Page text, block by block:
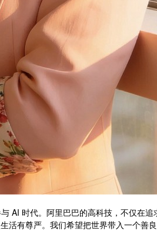
AI 时代。阿里巴巴的高科技，不仅在追
活有尊严。我们希望把世界带入一个善